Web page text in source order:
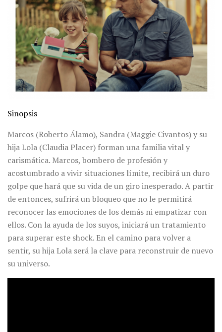
Sinopsis
Marcos (Roberto Álamo), Sandra (Maggie Civantos) y su
hija Lola (Claudia Placer) forman una familia vital y
carismática. Marcos, bombero de profesión y
acostumbrado a vivir situaciones límite, recibirá un duro
golpe que hará que su vida de un giro inesperado. A partir
de entonces, sufrirá un bloqueo que no le permitirá
reconocer las emociones de los demás ni empatizar con
ellos. Con la ayuda de los suyos, iniciará un tratamiento
para superar este shock. En el camino para volver a
sentir, su hija Lola será la clave para reconstruir de nuevo
su universo.